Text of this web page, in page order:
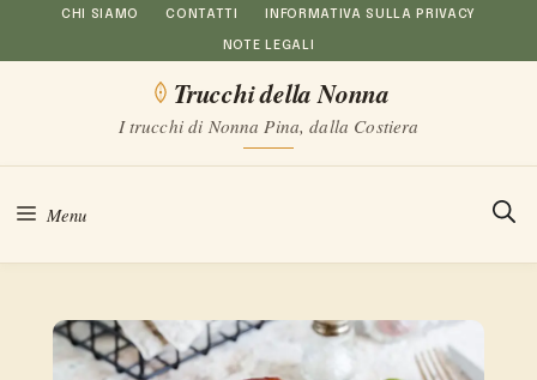
al
CHI SIAMO CONTATTI INFORMATIVA SULLA PRIVACY
NOTE LEGALI
Trucchi della Nonna
I trucchi di Nonna Pina, dalla Costiera
Menu